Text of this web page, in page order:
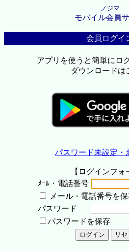
ノジマ
モバイル会員
会員ログイ
アプリを使うと簡単にロ
ダウンロードは
パスワード未設定・
【ログインフォ
ﾒｰﾙ・電話番号
メール・電話番号を
パスワード
パスワードを保存